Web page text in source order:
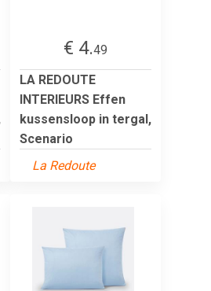
€ 4.49
LA REDOUTE
INTERIEURS Effen
kussensloop in tergal,
Scenario
La Redoute